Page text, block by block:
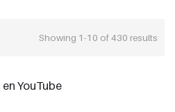
Showing 1-10 of 430 results
YouTube